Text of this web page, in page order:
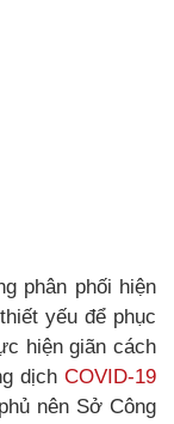
phân phối hiện
yếu để phục
hiện giãn cách
dịch COVID-19
nên Sở Công